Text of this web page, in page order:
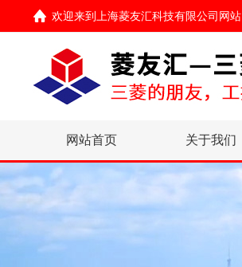
欢迎来到 上海菱友汇科技有限公司网站
网站首页 关于我们